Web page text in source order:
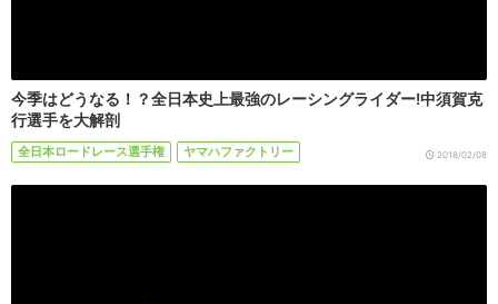
今季はどうなる！？全日本史上最強のレーシングライダー!中須賀克
行選手を大解剖
全日本ロードレース選手権 ヤマハファクトリー 2018/02/08